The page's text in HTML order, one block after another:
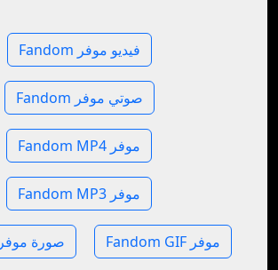
Fandom فيديو موفر
Fandom صوتي موفر
Fandom MP4 موفر
Fandom MP3 موفر
Fandom صورة موفر Fandom GIF موفر